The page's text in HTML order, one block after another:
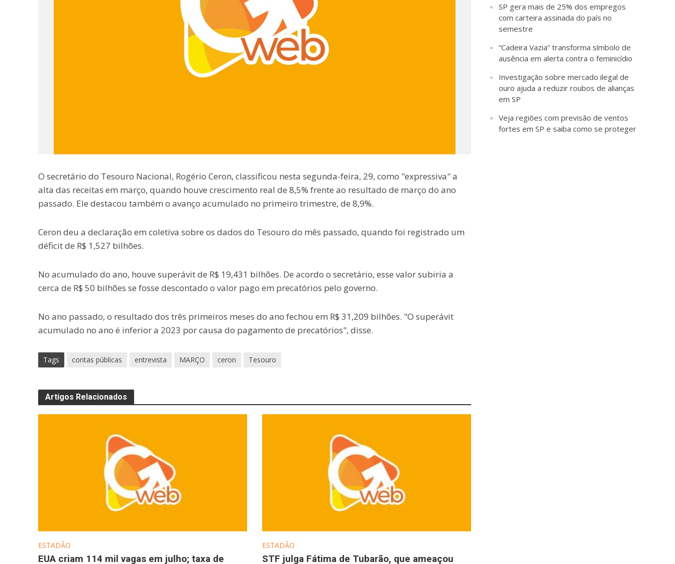
O secretário do Tesouro Nacional, Rogério Ceron, classificou nesta segunda-feira, 29, como "expressiva" a
alta das receitas em março, quando houve crescimento real de 8,5% frente ao resultado de março do ano
passado. Ele destacou também o avanço acumulado no primeiro trimestre, de 8,9%.
Ceron deu a declaração em coletiva sobre os dados do Tesouro do mês passado, quando foi registrado um
déficit de R$ 1,527 bilhões.
No acumulado do ano, houve superávit de R$ 19,431 bilhões. De acordo o secretário, esse valor subiria a
cerca de R$ 50 bilhões se fosse descontado o valor pago em precatórios pelo governo.
No ano passado, o resultado dos três primeiros meses do ano fechou em R$ 31,209 bilhões. "O superávit
acumulado no ano é inferior a 2023 por causa do pagamento de precatórios", disse.
Tags contas públicas entrevista MARÇO ceron Tesouro
Artigos Relacionados
ESTADÃO
EUA criam 114 mil vagas em julho; taxa de
ESTADÃO
STF julga Fátima de Tubarão, que ameaçou
SP gera mais de 25% dos empregos
com carteira assinada do país no
semestre
“Cadeira Vazia” transforma símbolo de
ausência em alerta contra o feminicídio
Investigação sobre mercado ilegal de
ouro ajuda a reduzir roubos de alianças
em SP
Veja regiões com previsão de ventos
fortes em SP e saiba como se proteger